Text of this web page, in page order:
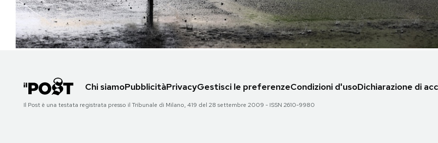
I MIEI PREFERITI
SHOP
AREA PERSONALE
Chi siamoPubblicitàPrivacyGestisci le preferenzeCondizioni d'usoDichiarazione di
Il Post è una testata registrata presso il Tribunale di Milano, 419 del 28 settembre 2009 - ISSN 2610-9980